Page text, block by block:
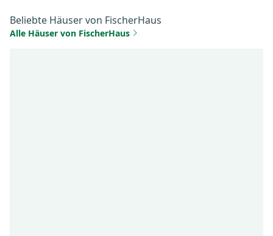
Beliebte Häuser von FischerHaus
Alle Häuser von FischerHaus